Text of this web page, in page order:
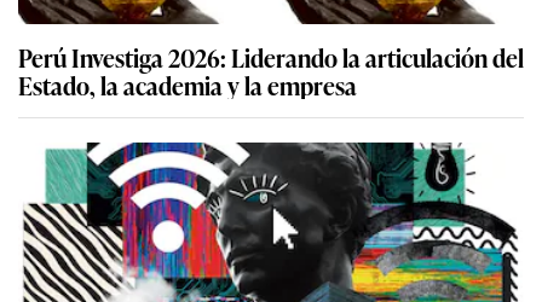
Perú Investiga 2026: Liderando la articulación del
Estado, la academia y la empresa